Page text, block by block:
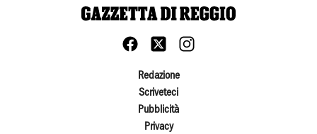
Redazione
Scriveteci
Pubblicità
Privacy